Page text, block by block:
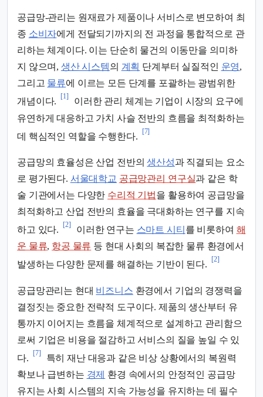
공급망-관리는 원재료가 제품이나 서비스로 변모하여 최
종 소비자에게 전달되기까지의 전 과정을 통합적으로 관
리하는 체계이다. 이는 단순히 물건의 이동만을 의미하
지 않으며, 생산 시스템의 계획 단계부터 실질적인 운영,
그리고 물류에 이르는 모든 단계를 포괄하는 광범위한
개념이다.
[1]
이러한 관리 체계는 기업이 시장의 요구에
유연하게 대응하고 가치 사슬 전반의 흐름을 최적화하는
데 핵심적인 역할을 수행한다.
[7]
공급망의 효율성은 산업 전반의생산성과 직결되는 요소
로 평가된다. 서울대학교 공급망관리 연구실과 같은 학
술 기관에서는 다양한 수리적 기법을 활용하여 공급망을
최적화하고 산업 전반의 효율을 극대화하는 연구를 지속
하고 있다.
[2]
이러한 연구는 스마트 시티 를 비롯하여 해
운 물류, 항공 물류 등 현대 사회의 복잡한 물류 환경에서
발생하는 다양한 문제를 해결하는 기반이 된다.
[2]
공급망관리는 현대 비즈니스 환경에서 기업의 경쟁력을
결정짓는 중요한 전략적 도구이다. 제품의 생산부터 유
통까지 이어지는 흐름을 체계적으로 설계하고 관리함으
로써 기업은 비용을 절감하고 서비스의 질을 높일 수 있
다.
[7]
특히 재난 대응과 같은 비상 상황에서의 복원력
확보나 급변하는 경제 환경 속에서의 안정적인 공급망
유지는 사회 시스템의 지속 가능성을 유지하는 데 필수